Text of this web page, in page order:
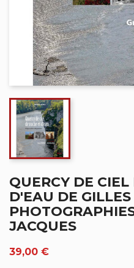
QUERCY DE
D'EAU DE
JACQUES
39,00 €